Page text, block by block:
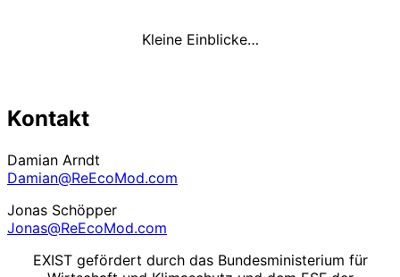
Kleine Einblicke…
Kontakt
Damian Arndt
Damian@ReEcoMod.com
Jonas Schöpper
Jonas@ReEcoMod.com
EXIST gefördert durch das Bundesministerium für